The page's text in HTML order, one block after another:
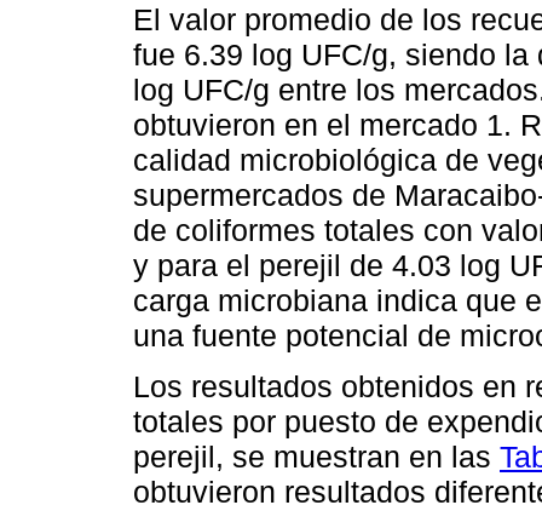
El valor promedio de los
fue 6.39 log UFC/g, siendo
log UFC/g entre los
obtuvieron en el mercado 1.
calidad microbiológica de
supermercados de
de coliformes totales con
y para el perejil de 4.03 log
carga microbiana indica que
una fuente potencial de
Los resultados obtenidos en
totales por puesto de
perejil, se muestran en las
obtuvieron resultados